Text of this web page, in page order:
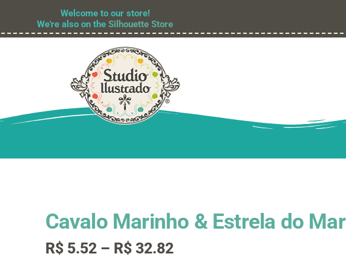
Welcome to our store!
We're also on theSilhouette Store
Cavalo Marinho & Estrela do Mar
R$5.52 – R$32.82Faixa